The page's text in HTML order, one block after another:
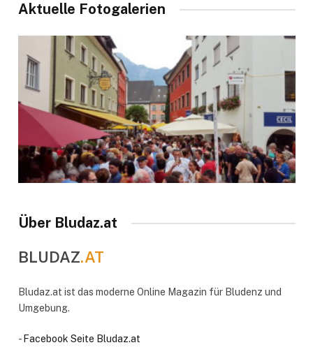
Aktuelle Fotogalerien
Über Bludaz.at
BLUDAZ.AT
Bludaz.at ist das moderne Online Magazin für Bludenz und
Umgebung.
- Facebook Seite Bludaz.at